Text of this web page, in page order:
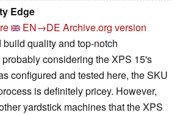
Edge
EN→DE Archive.org version
quality and top-notch
considering the XPS 15's
configured and tested here, the SKU
is definitely pricey. However,
yardstick machines that the XPS